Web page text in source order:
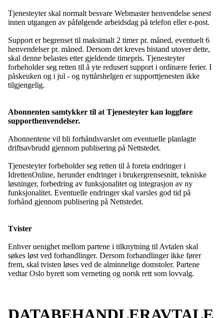
Tjenesteyter skal normalt besvare Webmaster henvendelse senest
innen utgangen av påfølgende arbeidsdag på telefon eller e-post.
Support er begrenset til maksimalt 2 timer pr. måned, eventuelt 6
henvendelser pr. måned. Dersom det kreves bistand utover dette,
skal denne belastes etter gjeldende timepris. Tjenesteyter
forbeholder seg retten til å yte redusert support i ordinære ferier. I
påskeuken og i jul - og nyttårshelgen er supporttjenesten ikke
tilgjengelig.
Abonnenten samtykker til at Tjenesteyter kan loggføre
supporthenvendelser.
Abonnentene vil bli forhåndsvarslet om eventuelle planlagte
driftsavbrudd gjennom publisering på Nettstedet.
Tjenesteyter forbeholder seg retten til å foreta endringer i
IdrettenOnline, herunder endringer i brukergrensesnitt, tekniske
løsninger, forbedring av funksjonalitet og integrasjon av ny
funksjonalitet. Eventuelle endringer skal varsles god tid på
forhånd gjennom publisering på Nettstedet.
Tvister
Enhver uenighet mellom partene i tilknytning til Avtalen skal
søkes løst ved forhandlinger. Dersom forhandlinger ikke fører
frem, skal tvisten løses ved de alminnelige domstoler. Partene
vedtar Oslo byrett som verneting og norsk rett som lovvalg.